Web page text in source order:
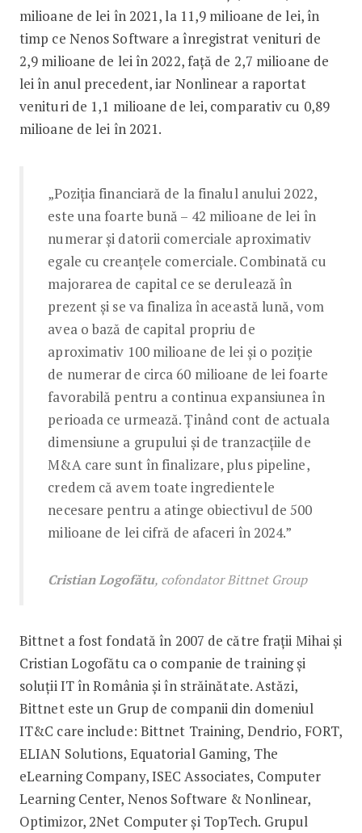
milioane de lei în 2021, la 11,9 milioane de lei, în
timp ce Nenos Software a înregistrat venituri de
2,9 milioane de lei în 2022, față de 2,7 milioane de
lei în anul precedent, iar Nonlinear a raportat
venituri de 1,1 milioane de lei, comparativ cu 0,89
milioane de lei în 2021.
„Poziția financiară de la finalul anului 2022,
este una foarte bună – 42 milioane de lei în
numerar și datorii comerciale aproximativ
egale cu creanțele comerciale. Combinată cu
majorarea de capital ce se derulează în
prezent și se va finaliza în această lună, vom
avea o bază de capital propriu de
aproximativ 100 milioane de lei și o poziție
de numerar de circa 60 milioane de lei foarte
favorabilă pentru a continua expansiunea în
perioada ce urmează. Ținând cont de actuala
dimensiune a grupului și de tranzacțiile de
M&A care sunt în finalizare, plus pipeline,
credem că avem toate ingredientele
necesare pentru a atinge obiectivul de 500
milioane de lei cifră de afaceri în 2024.”
Cristian Logofătu, cofondator Bittnet Group
Bittnet a fost fondată în 2007 de către frații Mihai și
Cristian Logofătu ca o companie de training și
soluții IT în România și în străinătate. Astăzi,
Bittnet este un Grup de companii din domeniul
IT&C care include: Bittnet Training, Dendrio, FORT,
ELIAN Solutions, Equatorial Gaming, The
eLearning Company, ISEC Associates, Computer
Learning Center, Nenos Software & Nonlinear,
Optimizor, 2Net Computer și TopTech. Grupul